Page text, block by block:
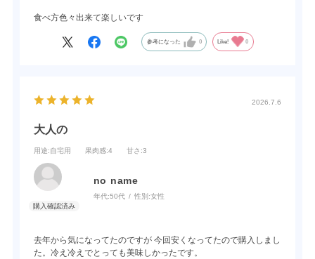
食べ方色々出来て楽しいです
参考になった 0 Like! 0
2026.7.6
大人の
用途:自宅用 果肉感:4 甘さ :3
no name
年代:50代 性別:女性
去年から気になってたのですが 今回安くなってたので購入しまし
た。冷え冷えでとっても美味しかったです。